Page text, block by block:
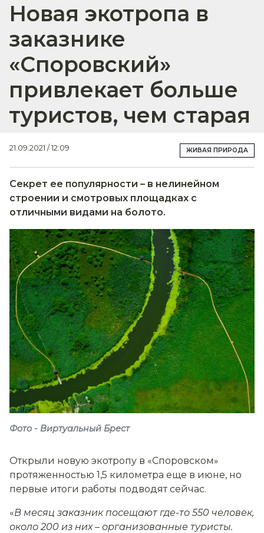
Новая экотропа в
заказнике
«Споровский»
привлекает больше
туристов, чем старая
21.09.2021 / 12:09 ЖИВАЯ ПРИРОДА
Секрет ее популярности – в нелинейном
строении и смотровых площадках с
отличными видами на болото.
Фото - Виртуальный Брест
Открыли новую экотропу в «Споровском»
протяженностью 1,5 километра еще в июне, но
первые итоги работы подводят сейчас.
«В месяц заказник посещают где-то 550 человек,
около 200 из них– организованные туристы.